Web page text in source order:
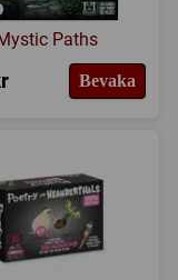
Paths
Bevaka